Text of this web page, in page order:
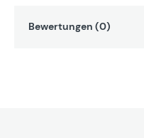
Bewertungen (0)